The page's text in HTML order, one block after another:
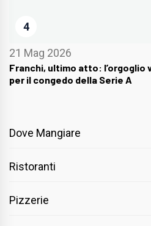
4
21 Mag 2026
Franchi, ultimo atto: l’orgoglio
per il congedo della Serie A
Dove Mangiare
Ristoranti
Pizzerie